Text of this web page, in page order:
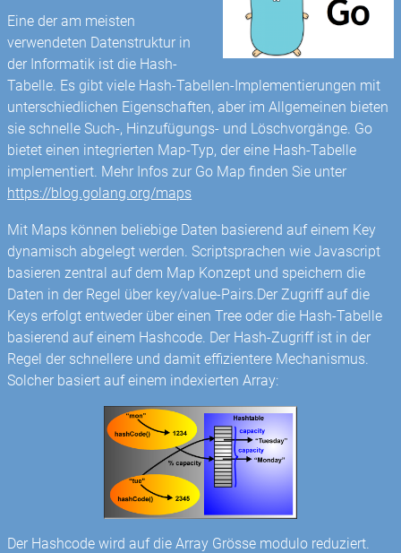
Eine der am meisten
verwendeten Datenstruktur in
der Informatik ist die Hash-
Tabelle. Es gibt viele Hash-Tabellen-Implementierungen mit
unterschiedlichen Eigenschaften, aber im Allgemeinen bieten
sie schnelle Such-, Hinzufügungs- und Löschvorgänge. Go
bietet einen integrierten Map-Typ, der eine Hash-Tabelle
implementiert. Mehr Infos zur Go Map finden Sie unter
https://blog.golang.org/maps
Mit Maps können beliebige Daten basierend auf einem Key
dynamisch abgelegt werden. Scriptsprachen wie Javascript
basieren zentral auf dem Map Konzept und speichern die
Daten in der Regel über key/value-Pairs.Der Zugriff auf die
Keys erfolgt entweder über einen Tree oder die Hash-Tabelle
basierend auf einem Hashcode. Der Hash-Zugriff ist in der
Regel der schnellere und damit effizientere Mechanismus.
Solcher basiert auf einem indexierten Array:
Der Hashcode wird auf die Array Grösse modulo reduziert.